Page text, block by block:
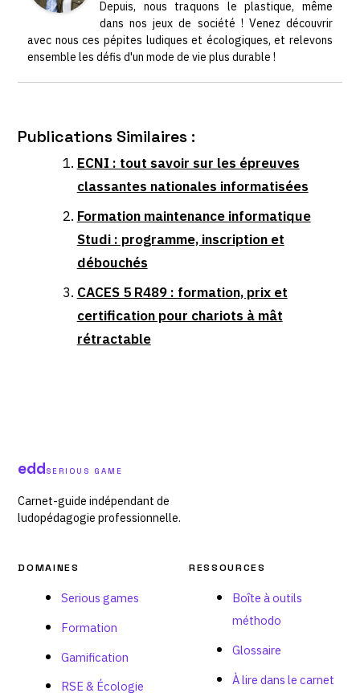
Depuis, nous traquons le plastique, même
dans nos jeux de société ! Venez découvrir
avec nous ces pépites ludiques et écologiques, et relevons
ensemble les défis d'un mode de vie plus durable !
Publications Similaires :
ECNI : tout savoir sur les épreuves
classantes nationales informatisées
Formation maintenance informatique
Studi : programme, inscription et
débouchés
CACES 5 R489 : formation, prix et
certification pour chariots à mât
rétractable
eddSERIOUS GAME
Carnet-guide indépendant de
ludopédagogie professionnelle.
DOMAINES
Serious games
Formation
Gamification
RSE & Écologie
RESSOURCES
Boîte à outils
méthodo
Glossaire
À lire dans le carnet